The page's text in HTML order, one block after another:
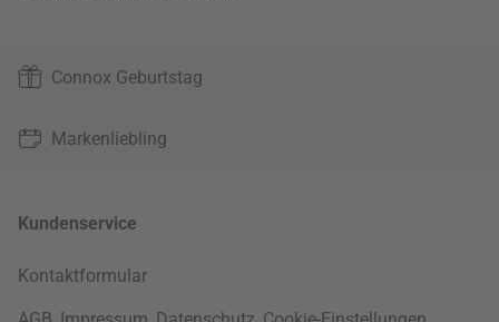
Connox Geburtstag
Markenliebling
Kundenservice
Kontaktformular